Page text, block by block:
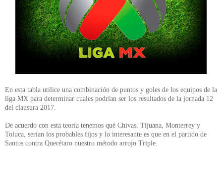
En esta tabla utilice una combinación de puntos y goles de los equipos de la
liga MX para determinar cuales podrían ser los resultados de la jornada 12
del clausura 2017.
De acuerdo con esta teoría tenemos qué Chivas, Tijuana, Monterrey y
Toluca, serían los probables fijos y lo interesante es que en el partido de
Santos contra Querétaro nuestro método arrojo Triple.